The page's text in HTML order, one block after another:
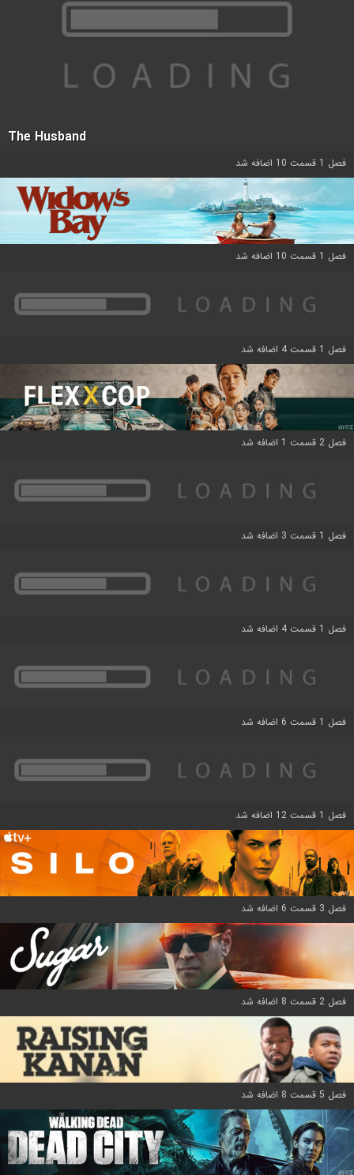
The Husband
فصل 1 قسمت 10 اضافه شد
فصل 1 قسمت 10 اضافه شد
فصل 1 قسمت 4 اضافه شد
فصل 2 قسمت 1 اضافه شد
فصل 1 قسمت 3 اضافه شد
فصل 1 قسمت 4 اضافه شد
فصل 1 قسمت 6 اضافه شد
فصل 1 قسمت 12 اضافه شد
فصل 3 قسمت 6 اضافه شد
فصل 2 قسمت 8 اضافه شد
فصل 5 قسمت 8 اضافه شد